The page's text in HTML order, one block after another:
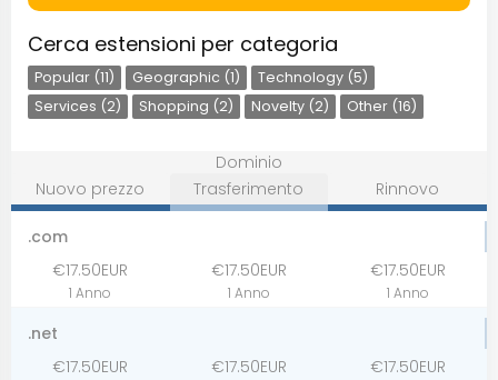
Cerca estensioni per categoria
Popular (11) Geographic (1)
Technology (5)
Services (2)
Shopping (2) Novelty (2) Other (16)
Dominio
Nuovo prezzo
Trasferimento Rinnovo
.com
€17.50EUR
1 Anno
€17.50EUR
1 Anno
€17.50EUR
1 Anno
.net
€17.50EUR
€17.50EUR €17.50EUR